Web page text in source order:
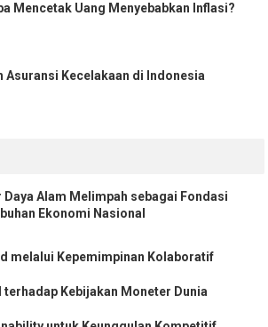
Mencetak Uang Menyebabkan Inflasi?
Asuransi Kecelakaan di Indonesia
Daya Alam Melimpah sebagai Fondasi
Ekonomi Nasional
melalui Kepemimpinan Kolaboratif
terhadap Kebijakan Moneter Dunia